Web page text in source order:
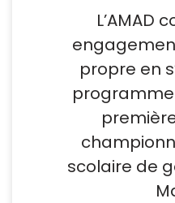
L’AMAD
propre en
scolaire de